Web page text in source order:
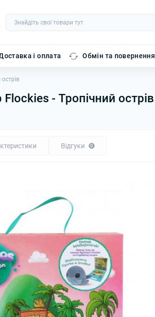
і оплата Обмін та повернення
Flockies - Тропічний острів
Відгуки 0